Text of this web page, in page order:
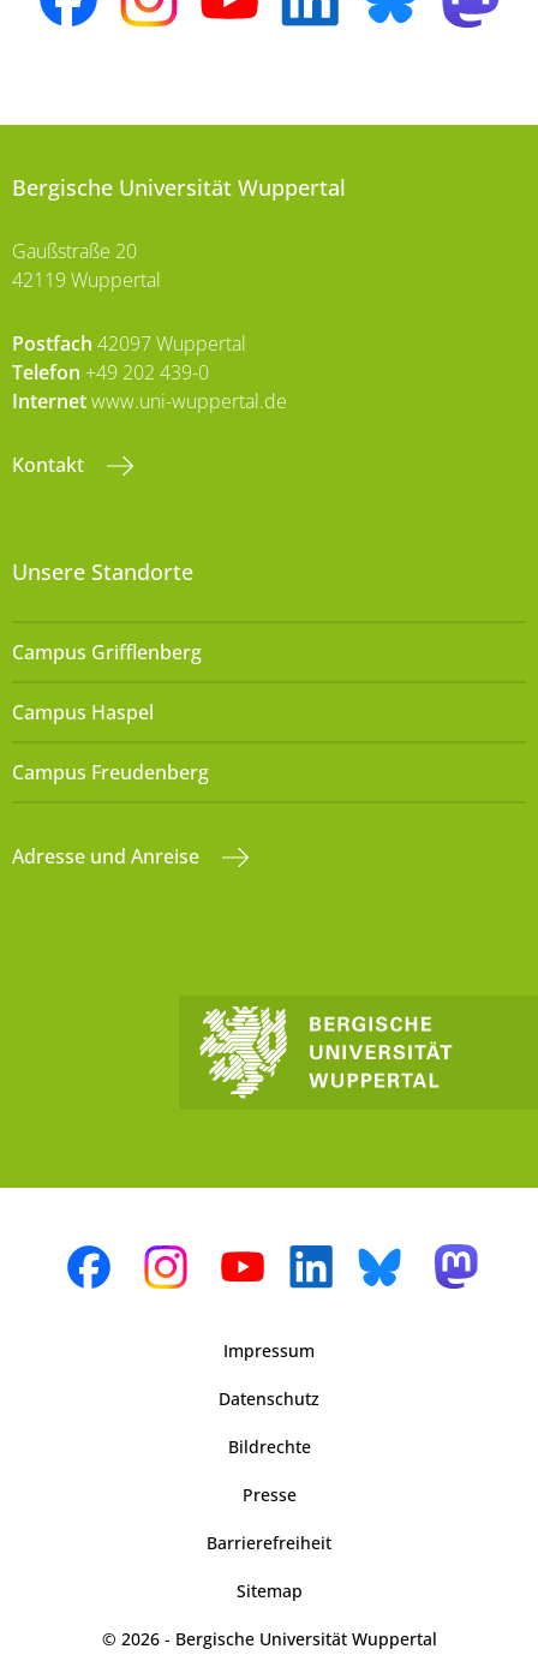
Bergische Universität Wuppertal
Gaußstraße 20
42119 Wuppertal
Postfach 42097 Wuppertal
Telefon +49 202 439-0
Internetwww.uni-wuppertal.de
Kontakt
Unsere Standorte
Campus Grifflenberg
Campus Haspel
Campus Freudenberg
Adresse und Anreise
Impressum
Datenschutz
Bildrechte
Presse
Barrierefreiheit
Sitemap
© 2026 - Bergische Universität Wuppertal